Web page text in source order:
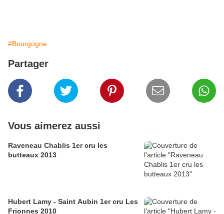
#Bourgogne
Partager
Vous aimerez aussi
Raveneau Chablis 1er cru les
butteaux 2013
Hubert Lamy - Saint Aubin 1er cru Les
Frionnes 2010